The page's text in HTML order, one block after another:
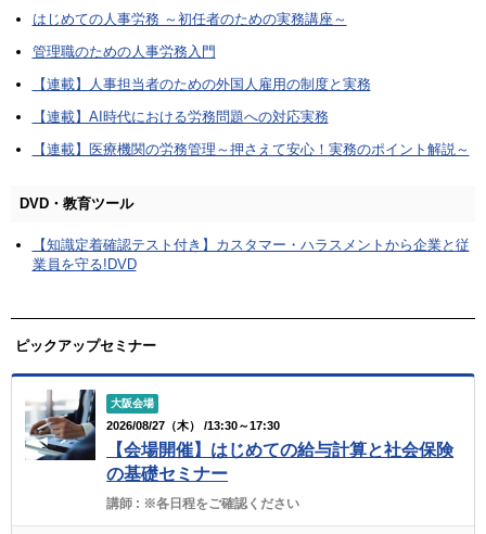
はじめての人事労務 ～初任者のための実務講座～
管理職のための人事労務入門
【連載】人事担当者のための外国人雇用の制度と実務
【連載】AI時代における労務問題への対応実務
【連載】医療機関の労務管理～押さえて安心！実務のポイント解説～
DVD・教育ツール
【知識定着確認テスト付き】カスタマー・ハラスメントから企業と従
業員を守る!DVD
ピックアップセミナー
大阪会場
2026/08/27（木） /13:30～17:30
【会場開催】はじめての給与計算と社会保険
の基礎セミナー
講師 : ※各日程をご確認ください